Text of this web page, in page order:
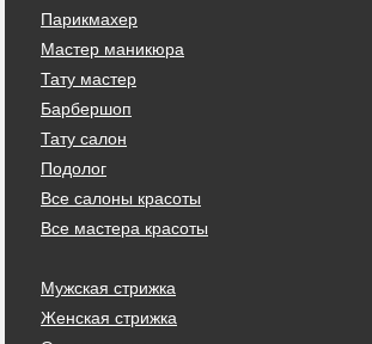
Парикмахер
Мастер маникюра
Тату мастер
Барбершоп
Тату салон
Подолог
Все салоны красоты
Все мастера красоты
Мужская стрижка
Женская стрижка